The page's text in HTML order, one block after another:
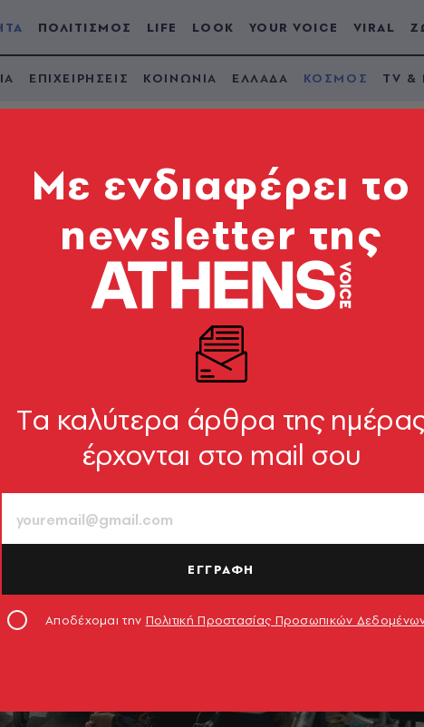
ΠΟΛΙΤΙΣΜΟΣ LIFE LOOK YOUR VOICE VIRAL
ΕΠΙΧΕΙΡΗΣΕΙΣ ΚΟΙΝΩΝΙΑ ΕΛΛΑΔΑ ΚΟΣΜΟΣ TV &
της
να φύγουν
εγκαταλείψουν τον Λίβανο το συντομότερο δυνατόν
Mε ενδιαφέρει το
newsletter της
Tα καλύτερα άρθρα της
έρχονται στο mail σου
ΕΓΓΡΑΦΗ
Αποδέχομαι την Πολιτική Προστασίας Προσωπικών